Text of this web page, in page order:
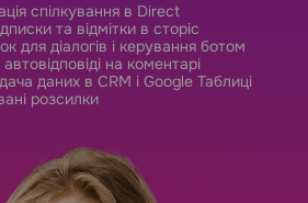
спілкування в Direct
та відмітки в сторіс
для діалогів і керування ботом
на коментарі
даних в CRM і Google Таблиці
розсилки